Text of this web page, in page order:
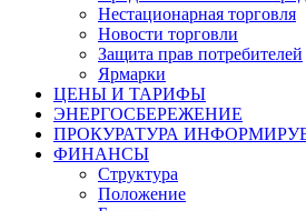
Нестационарная торговля
Новости торговли
Защита прав потребителей
Ярмарки
ЦЕНЫ И ТАРИФЫ
ЭНЕРГОСБЕРЕЖЕНИЕ
ПРОКУРАТУРА
ФИНАНСЫ
Структура
Положение